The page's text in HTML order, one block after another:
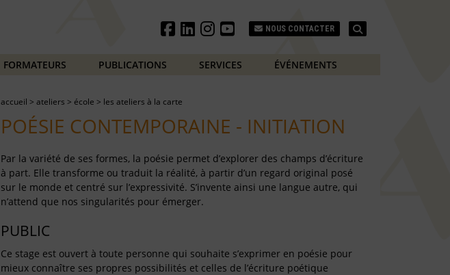
NOUS CONTACTER
FORMATEURS PUBLICATIONS SERVICES ÉVÉNEMENTS
accueil > ateliers > école > les ateliers à la carte
POÉSIE CONTEMPORAINE - INITIATION
Par la variété de ses formes, la poésie permet d’explorer des champs d’écriture
à part. Elle transforme ou traduit la réalité, à partir d’un regard original posé
sur le monde et centré sur l’expressivité. S’invente ainsi une langue autre, qui
n’attend que nos singularités pour émerger.
PUBLIC
Ce stage est ouvert à toute personne qui souhaite s’exprimer en poésie pour
mieux connaître ses propres possibilités et celles de l’écriture poétique